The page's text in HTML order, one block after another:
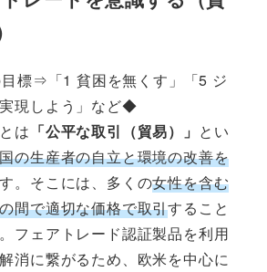
標⇒「1 貧困を無くす」「5 ジ
現しよう」など◆
は 「公平な取引（貿易）」 とい
の生産者の自立と環境の改善を
。そこには、多くの女性を含む
間で適切な価格で取引すること
フェアトレード認証製品を利用
消に繋がるため、欧米を中心に